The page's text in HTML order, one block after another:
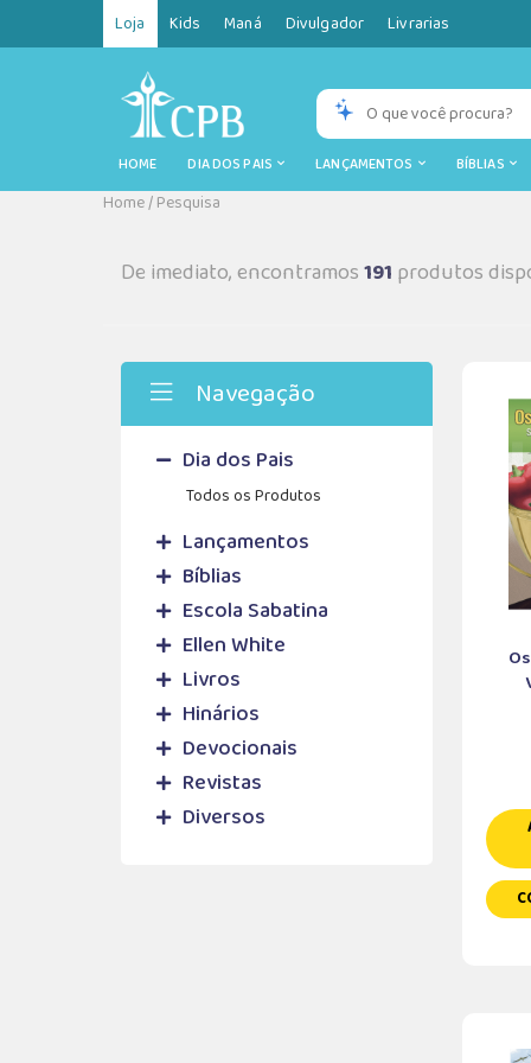
Loja Kids Maná Divulgador Livrarias
HOME DIA DOS PAIS LANÇAMENTOS BÍBLIAS
Home/Pesquisa
De imediato, encontramos191 produtos
Navegação
Dia dos Pais
Todos os Produtos
Lançamentos
Bíblias
Escola Sabatina
Ellen White
Livros
Hinários
Devocionais
Revistas
Diversos